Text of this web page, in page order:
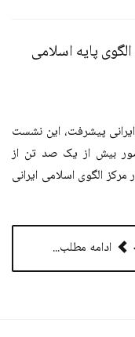
پایه اسلامی
پیشرفت، این نشست
18 دی‌ماه با حضور بیش از یک صد تن از
الگوی اسلامی ایرانی
ادامه مطلب...